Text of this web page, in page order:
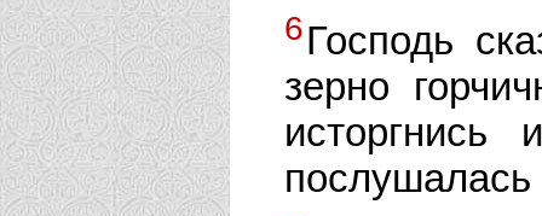
6Господь
зерно